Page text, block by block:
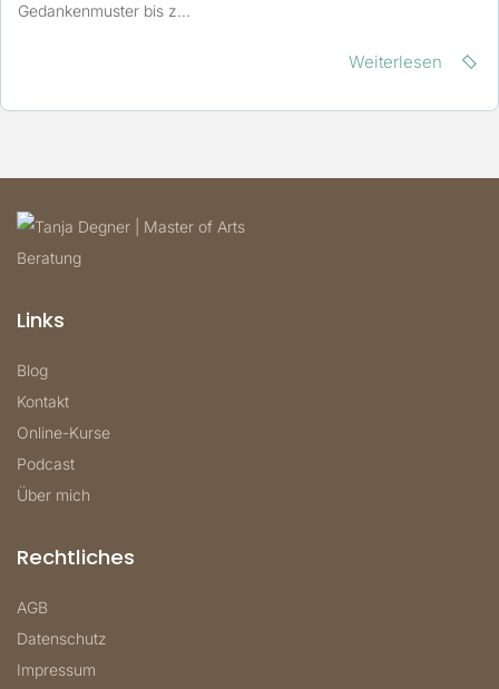
Gedankenmuster bis z...
Weiterlesen
Links
Blog
Kontakt
Online-Kurse
Podcast
Über mich
Rechtliches
AGB
Datenschutz
Impressum